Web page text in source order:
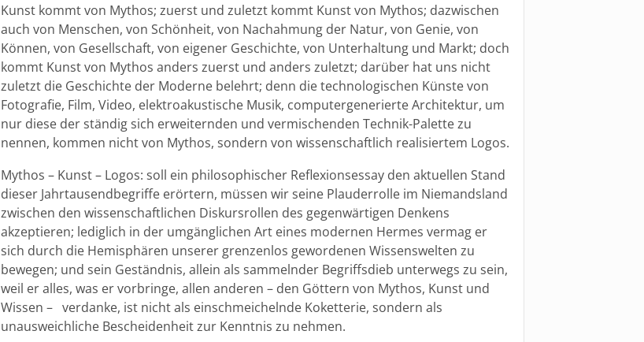
Kunst kommt von Mythos; zuerst und zuletzt kommt Kunst von Mythos; dazwischen
auch von Menschen, von Schönheit, von Nachahmung der Natur, von Genie, von
Können, von Gesellschaft, von eigener Geschichte, von Unterhaltung und Markt; doch
kommt Kunst von Mythos anders zuerst und anders zuletzt; darüber hat uns nicht
zuletzt die Geschichte der Moderne belehrt; denn die technologischen Künste von
Fotografie, Film, Video, elektroakustische Musik, computergenerierte Architektur, um
nur diese der ständig sich erweiternden und vermischenden Technik-Palette zu
nennen, kommen nicht von Mythos, sondern von wissenschaftlich realisiertem Logos.
Mythos – Kunst – Logos: soll ein philosophischer Reflexionsessay den aktuellen Stand
dieser Jahrtausendbegriffe erörtern, müssen wir seine Plauderrolle im Niemandsland
zwischen den wissenschaftlichen Diskursrollen des gegenwärtigen Denkens
akzeptieren; lediglich in der umgänglichen Art eines modernen Hermes vermag er
sich durch die Hemisphären unserer grenzenlos gewordenen Wissenswelten zu
bewegen; und sein Geständnis, allein als sammelnder Begriffsdieb unterwegs zu sein,
weil er alles, was er vorbringe, allen anderen – den Göttern von Mythos, Kunst und
Wissen – verdanke, ist nicht als einschmeichelnde Koketterie, sondern als
unausweichliche Bescheidenheit zur Kenntnis zu nehmen.